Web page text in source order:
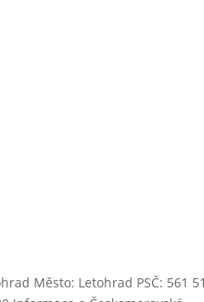
Město: Letohrad PSČ: 561 51